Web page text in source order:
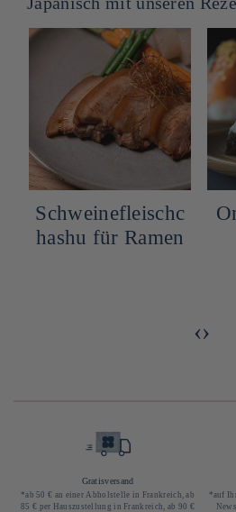
Onigiri würziger
Thunfisch
‹›
Gratisversand
*ab 50 € an einer Abholstelle in Frankreich, ab
85 € per Hauszustellung in Frankreich, ab 90 €
*auf